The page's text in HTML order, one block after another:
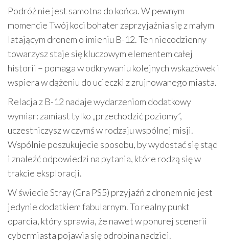
Podróż nie jest samotna do końca. W pewnym
momencie Twój koci bohater zaprzyjaźnia się z małym
latającym dronem o imieniu B-12. Ten niecodzienny
towarzysz staje się kluczowym elementem całej
historii – pomaga w odkrywaniu kolejnych wskazówek i
wspiera w dążeniu do ucieczki z zrujnowanego miasta.
Relacja z B-12 nadaje wydarzeniom dodatkowy
wymiar: zamiast tylko „przechodzić poziomy”,
uczestniczysz w czymś w rodzaju wspólnej misji.
Wspólnie poszukujecie sposobu, by wydostać się stąd
i znaleźć odpowiedzi na pytania, które rodzą się w
trakcie eksploracji.
W świecie Stray (Gra PS5) przyjaźń z dronem nie jest
jedynie dodatkiem fabularnym. To realny punkt
oparcia, który sprawia, że nawet w ponurej scenerii
cybermiasta pojawia się odrobina nadziei.